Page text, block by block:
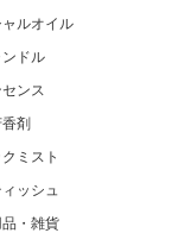
ルオイル
ドル
ンス
剤
ミスト
ッシュ
・雑貨